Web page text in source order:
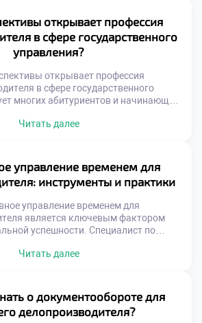
коммуникации. Учебная программа
внимание культуре речи и этикету.
учатся выстраивать
конструктивный […]
открывает профессия
в сфере государственного
управления?
открывает профессия
в сфере государственного
многих абитуриентов и начинающих
со стабильностью и социальными
здесь является фундаментом всей
власти. Без качественного
обеспечения функционирование
Специалист выступает связующим
между законом […]
Читать далее
управление временем для
инструменты и практики
управление временем для
является ключевым фактором
успешности. Специалист по
массивы входящей информации.
высокую продуктивность без
выгорания и стресса. Грамотная
времени напрямую влияет на
Читать далее
о документообороте для
делопроизводителя?